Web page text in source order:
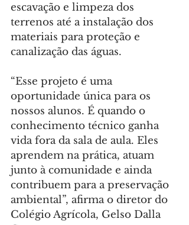
escavação e limpeza dos
terrenos até a instalação dos
materiais para proteção e
canalização das águas.
“Esse projeto é uma
oportunidade única para os
nossos alunos. É quando o
conhecimento técnico ganha
vida fora da sala de aula. Eles
aprendem na prática, atuam
junto à comunidade e ainda
contribuem para a preservação
ambiental”, afirma o diretor do
Colégio Agrícola, Gelso Dalla